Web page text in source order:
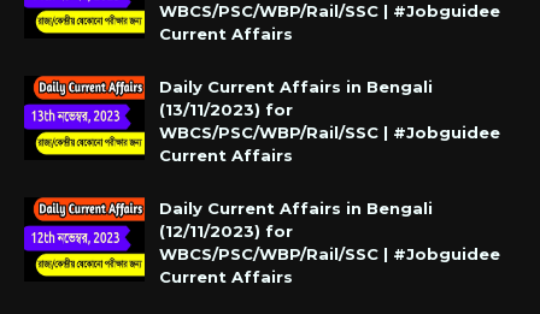
WBCS/PSC/WBP/Rail/SSC | #Jobguidee
Current Affairs
Daily Current Affairs in Bengali
(13/11/2023) for
WBCS/PSC/WBP/Rail/SSC | #Jobguidee
Current Affairs
Daily Current Affairs in Bengali
(12/11/2023) for
WBCS/PSC/WBP/Rail/SSC | #Jobguidee
Current Affairs